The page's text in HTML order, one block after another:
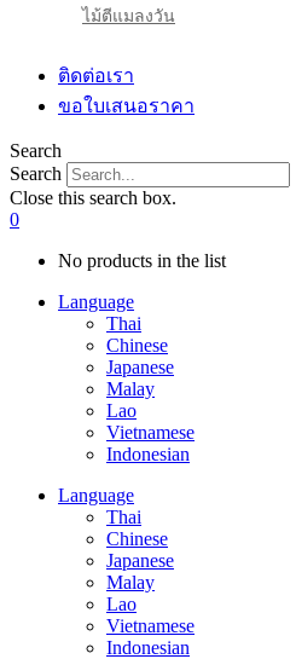
ไม้ตีแมลงวัน
ติดต่อเรา
ขอใบเสนอราคา
Search
Search
Close this search box.
0
No products in the list
Language
Thai
Chinese
Japanese
Malay
Lao
Vietnamese
Indonesian
Language
Thai
Chinese
Japanese
Malay
Lao
Vietnamese
Indonesian